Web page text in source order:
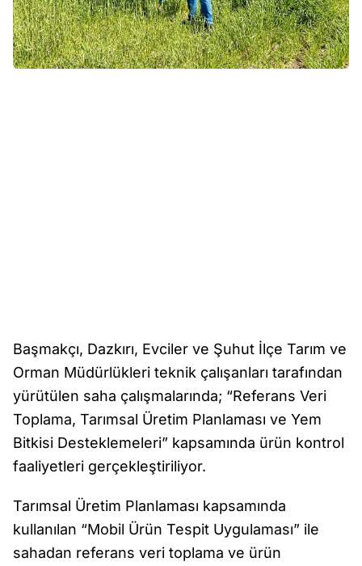
Başmakçı, Dazkırı, Evciler ve Şuhut İlçe Tarım ve
Orman Müdürlükleri teknik çalışanları tarafından
yürütülen saha çalışmalarında; “Referans Veri
Toplama, Tarımsal Üretim Planlaması ve Yem
Bitkisi Desteklemeleri” kapsamında ürün kontrol
faaliyetleri gerçekleştiriliyor.
Tarımsal Üretim Planlaması kapsamında
kullanılan “Mobil Ürün Tespit Uygulaması” ile
sahadan referans veri toplama ve ürün